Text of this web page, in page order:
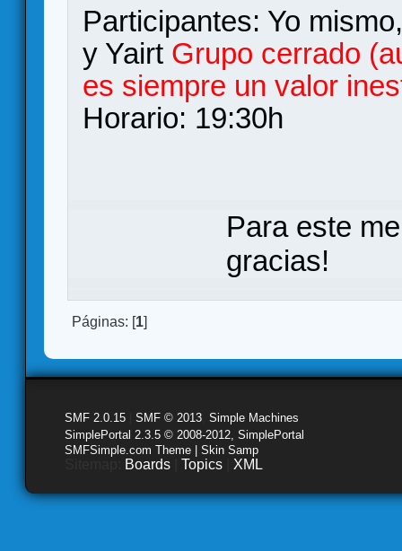
Participantes: Yo
y Yairt Grupo cerrado
es siempre un valor
Horario: 19:30h
Para este
gracias!
Páginas: [1]
SMF 2.0.15 SMF © 2013 Simple Machines
SimplePortal 2.3.5 © 2008-2012, SimplePortal
SMFSimple.com Theme | Skin Samp
Boards Topics XML